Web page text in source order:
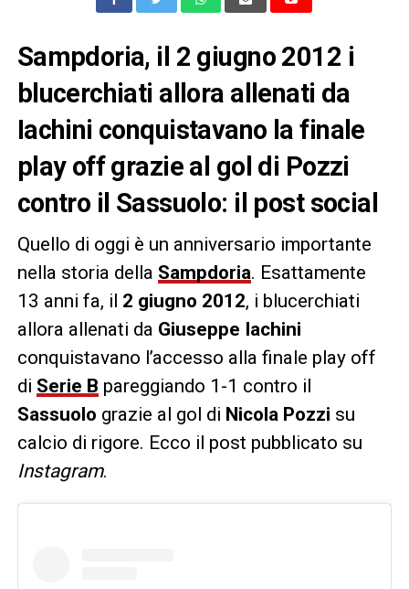
Sampdoria, il 2 giugno 2012 i
blucerchiati allora allenati da
Iachini conquistavano la finale
play off grazie al gol di Pozzi
contro il Sassuolo: il post social
Quello di oggi è un anniversario importante
nella storia della Sampdoria. Esattamente
13 anni fa, il 2 giugno 2012, i blucerchiati
allora allenati da Giuseppe Iachini
conquistavano l’accesso alla finale play off
di Serie B pareggiando 1-1 contro il
Sassuolo grazie al gol di Nicola Pozzi su
calcio di rigore. Ecco il post pubblicato su
Instagram.